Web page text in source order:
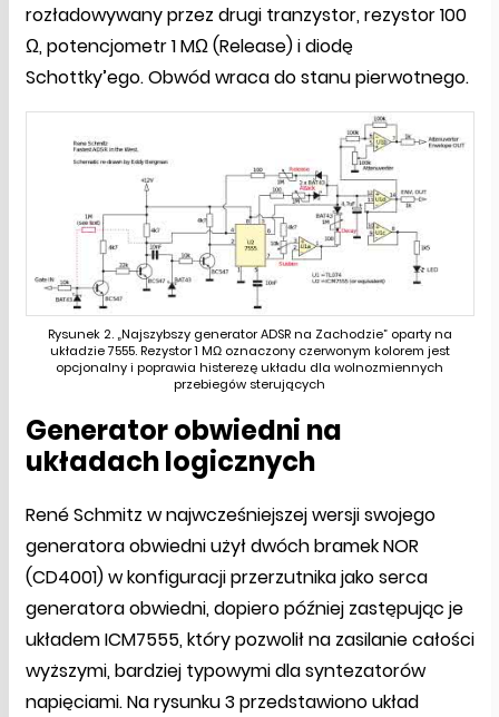
rozładowywany przez drugi tranzystor, rezystor 100
Ω, potencjometr 1 MΩ (Release) i diodę
Schottky’ego. Obwód wraca do stanu pierwotnego.
Rysunek 2. „Najszybszy generator ADSR na Zachodzie” oparty na
układzie 7555. Rezystor 1 MΩ oznaczony czerwonym kolorem jest
opcjonalny i poprawia histerezę układu dla wolnozmiennych
przebiegów sterujących
Generator obwiedni na
układach logicznych
René Schmitz w najwcześniejszej wersji swojego
generatora obwiedni użył dwóch bramek NOR
(CD4001) w konfiguracji przerzutnika jako serca
generatora obwiedni, dopiero później zastępując je
układem ICM7555, który pozwolił na zasilanie całości
wyższymi, bardziej typowymi dla syntezatorów
napięciami. Na rysunku 3 przedstawiono układ